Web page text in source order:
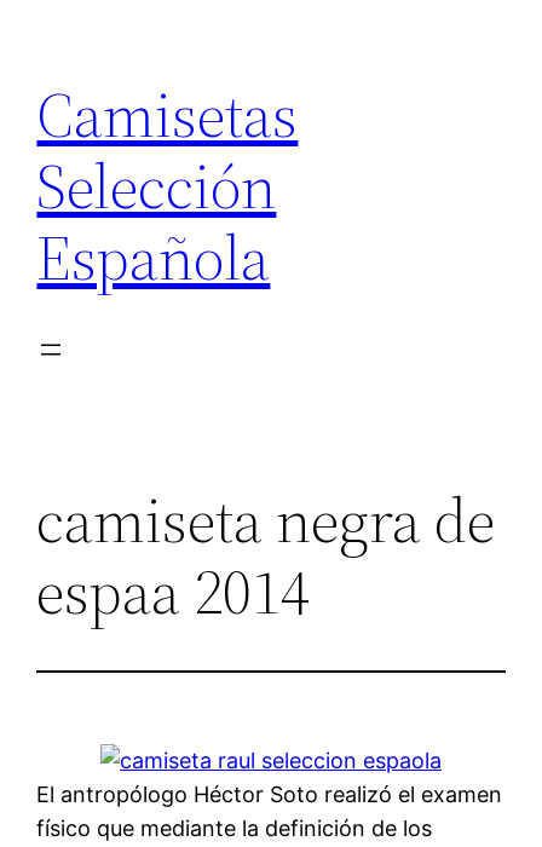
contenido
Camisetas
Selección
Española
camiseta negra de
espaa 2014
El antropólogo Héctor Soto realizó el examen
físico que mediante la definición de los